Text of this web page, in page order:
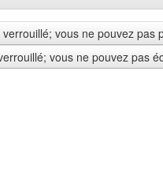
vous ne pouvez pas
vous ne pouvez pas